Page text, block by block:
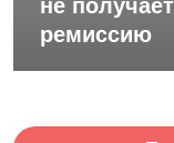
не
ремиссию